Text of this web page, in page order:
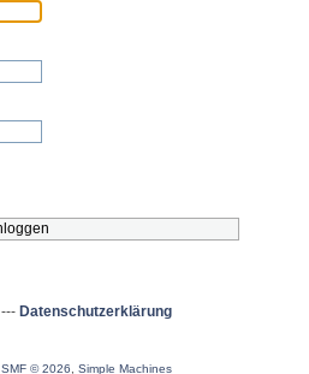
--- Datenschutzerklärung
SMF © 2026, Simple Machines